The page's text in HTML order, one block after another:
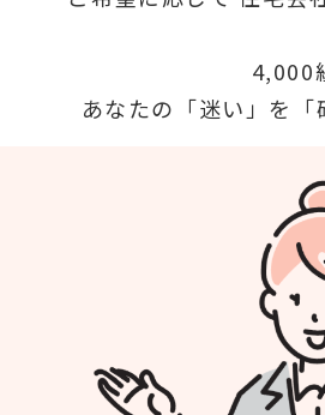
4,000
あなたの「迷い」を